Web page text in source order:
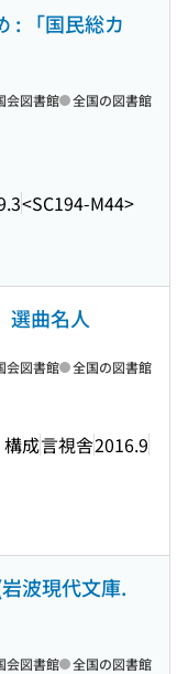
: 「国民総カ
<SC194-M44>
会図書館 全国の図書館
選曲名人
成言視舎2016.9
会図書館 全国の図書館
波現代文庫.
会図書館 全国の図書館